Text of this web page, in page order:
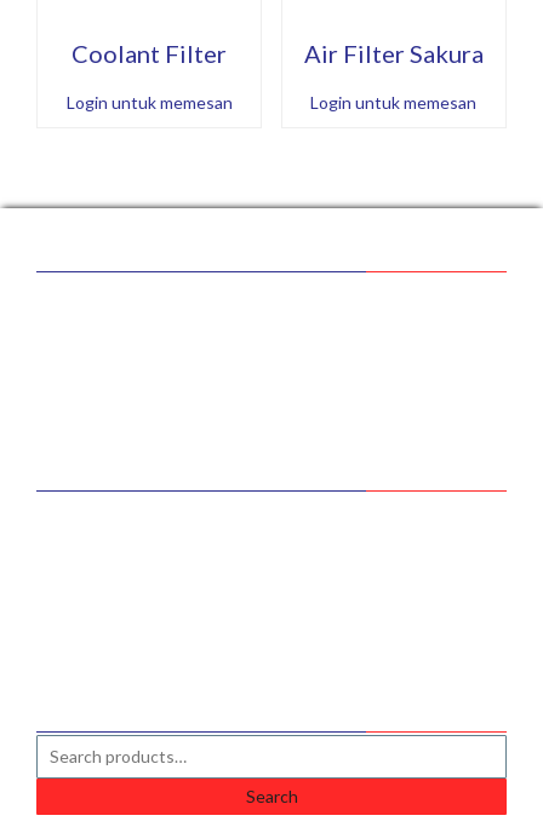
Coolant Filter
Login untuk memesan
Air Filter Sakura
Login untuk memesan
Search